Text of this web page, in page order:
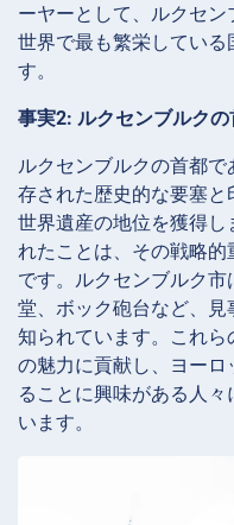
ーヤーとして、ルクセン
世界で最も繁栄している
す。
事実2: ルクセンブルク
ルクセンブルクの首都
存された歴史的な要塞と
世界遺産の地位を獲得し
れたことは、その戦略
です。ルクセンブルク
堂、ボック砲台など、
知られています。これ
の魅力に貢献し、ヨー
ることに興味がある人
います。